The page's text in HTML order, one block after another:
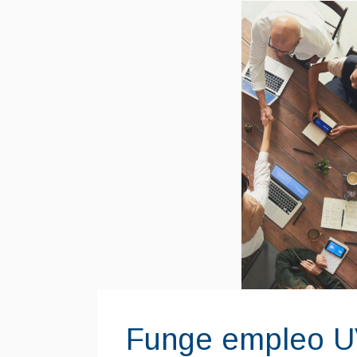
Funge empleo